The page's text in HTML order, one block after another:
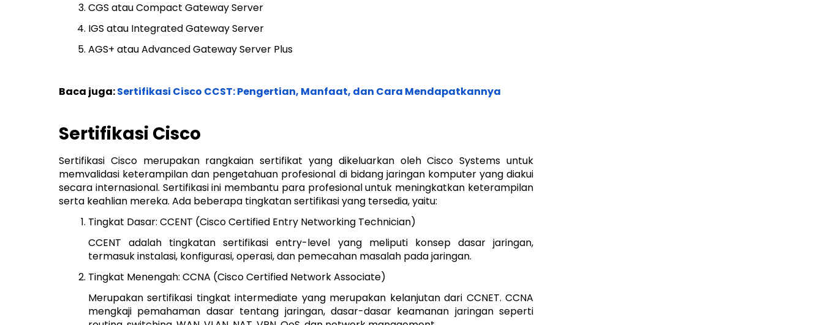
CGS atau Compact Gateway Server
IGS atau Integrated Gateway Server
AGS+ atau Advanced Gateway Server Plus
Baca juga:Sertifikasi Cisco CCST: Pengertian, Manfaat, dan Cara Mendapatkannya
Sertifikasi Cisco
Sertifikasi Cisco merupakan rangkaian sertifikat yang dikeluarkan oleh Cisco Systems untuk
memvalidasi keterampilan dan pengetahuan profesional di bidang jaringan komputer yang diakui
secara internasional. Sertifikasi ini membantu para profesional untuk meningkatkan keterampilan
serta keahlian mereka. Ada beberapa tingkatan sertifikasi yang tersedia, yaitu:
Tingkat Dasar: CCENT (Cisco Certified Entry Networking Technician)
CCENT adalah tingkatan sertifikasi entry-level yang meliputi konsep dasar jaringan,
termasuk instalasi, konfigurasi, operasi, dan pemecahan masalah pada jaringan.
Tingkat Menengah: CCNA (Cisco Certified Network Associate)
Merupakan sertifikasi tingkat intermediate yang merupakan kelanjutan dari CCNET. CCNA
mengkaji pemahaman dasar tentang jaringan, dasar-dasar keamanan jaringan seperti